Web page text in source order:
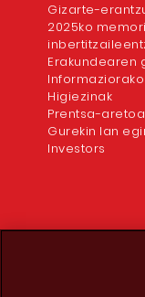
Gizarte-
2025ko
Erakundearen
Higiezinak
Prentsa-aretoa
Gurekin lan
Investors